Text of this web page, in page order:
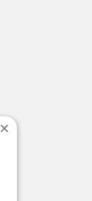
×